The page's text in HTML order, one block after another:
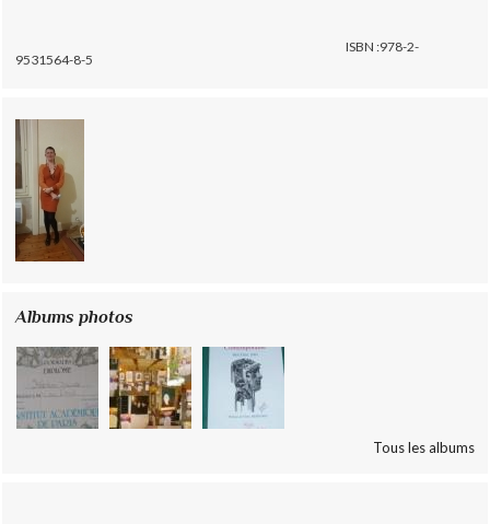
ISBN :978-2-
9531564-8-5
Albums photos
Tous les albums